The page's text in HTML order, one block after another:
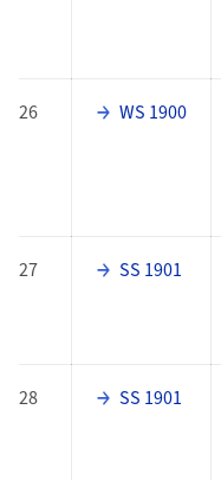
26 WS 1900
27 SS 1901
28 SS 1901